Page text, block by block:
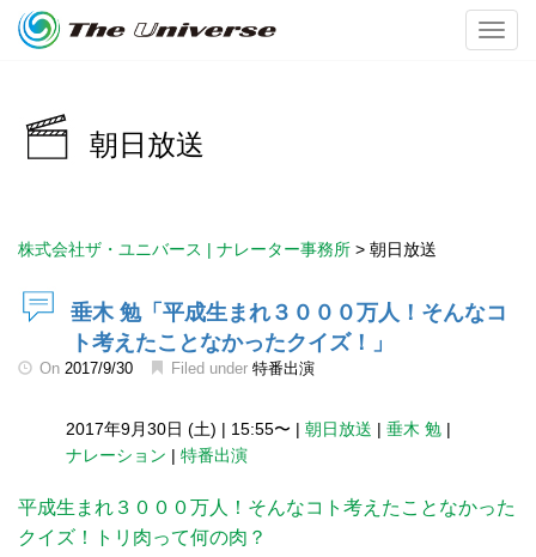
朝日放送
株式会社ザ・ユニバース | ナレーター事務所 > 朝日放送
垂木 勉「平成生まれ３０００万人！そんなコ
ト考えたことなかったクイズ！」
On 2017/9/30 Filed under 特番出演
2017年9月30日 (土) | 15:55〜 | 朝日放送 | 垂木 勉 |
ナレーション | 特番出演
平成生まれ３０００万人！そんなコト考えたことなかった
クイズ！トリ肉って何の肉？